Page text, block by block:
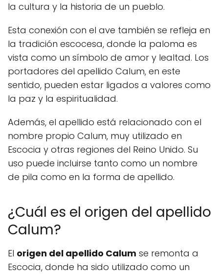
la cultura y la historia de un pueblo.
Esta conexión con el ave también se refleja en
la tradición escocesa, donde la paloma es
vista como un símbolo de amor y lealtad. Los
portadores del apellido Calum, en este
sentido, pueden estar ligados a valores como
la paz y la espiritualidad.
Además, el apellido está relacionado con el
nombre propio Calum, muy utilizado en
Escocia y otras regiones del Reino Unido. Su
uso puede incluirse tanto como un nombre
de pila como en la forma de apellido.
¿Cuál es el origen del apellido
Calum?
El origen del apellido Calum se remonta a
Escocia, donde ha sido utilizado como un